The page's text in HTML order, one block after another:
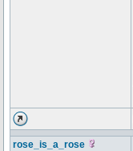
rose_is_a_rose